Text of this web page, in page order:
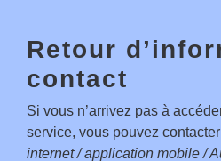
Retour
contact
Si vous n’arrivez pas à
service, vous pouvez
internet / application mobile /